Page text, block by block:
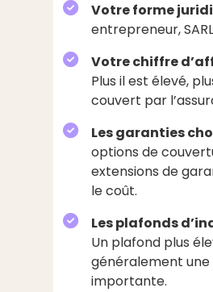
Votre forme
entrepreneur,
Votre chiffre
Plus il est élevé,
couvert par
Les garanties
options de
extensions de
le coût.
Les plafonds
Un plafond plus
généralement une
importante.